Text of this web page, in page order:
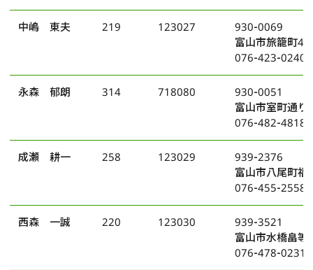
中嶋 東夫 219 123027
930-0069
富山市旅籠町4
076-423-0240
永森 郁朗 314 718080
930-0051
富山市室町通り
076-482-4818
成瀬 耕一 258 123029
939-2376
富山市八尾町
076-455-2558
西森 一誠 220 123030
939-3521
富山市水橋畠等
076-478-0231